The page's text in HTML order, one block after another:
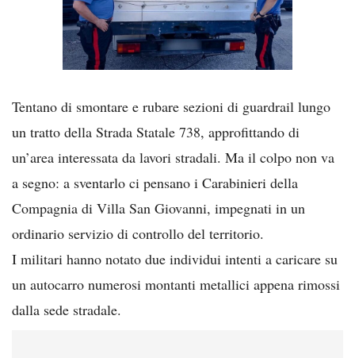
Tentano di smontare e rubare sezioni di guardrail lungo
un tratto della Strada Statale 738, approfittando di
un’area interessata da lavori stradali. Ma il colpo non va
a segno: a sventarlo ci pensano i Carabinieri della
Compagnia di Villa San Giovanni, impegnati in un
ordinario servizio di controllo del territorio.
I militari hanno notato due individui intenti a caricare su
un autocarro numerosi montanti metallici appena rimossi
dalla sede stradale.